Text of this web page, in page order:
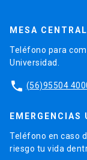
MESA CENTRAL
Teléfono para
Universidad.
phone (56)95504
EMERGENCIAS
Teléfono en caso
riesgo tu vida